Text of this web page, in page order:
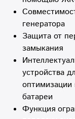
генератора
Защита от
замыкания
устройства
оптимизации
батареи
Функция